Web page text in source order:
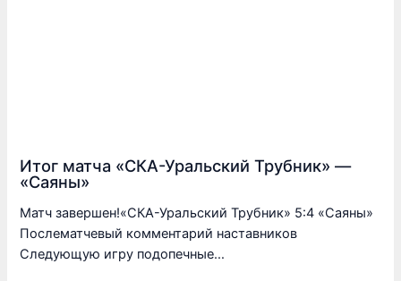
Итог матча «СКА-Уральский Трубник» —
«Саяны»
Матч завершен!«СКА-Уральский Трубник» 5:4 «Саяны»
Послематчевый комментарий наставников
Следующую игру подопечные…